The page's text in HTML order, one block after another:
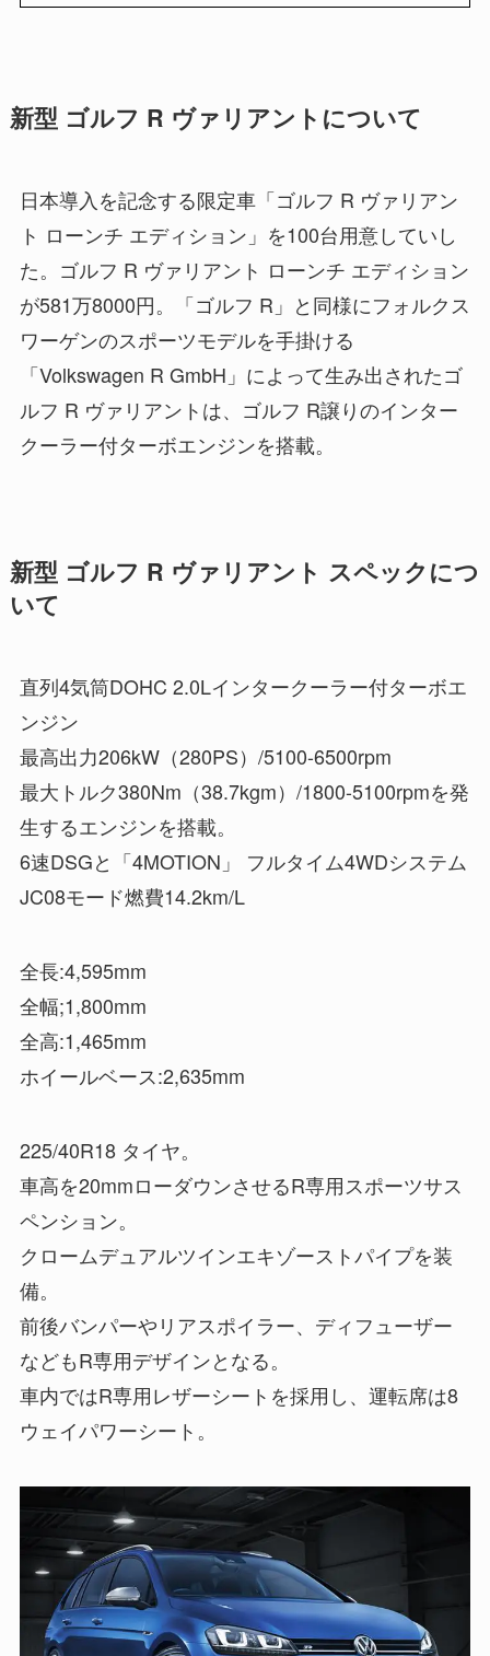
新型 ゴルフ R ヴァリアントについて
日本導入を記念する限定車「ゴルフ R ヴァリアン
ト ローンチ エディション」を100台用意していし
た。ゴルフ R ヴァリアント ローンチ エディション
が581万8000円。「ゴルフ R」と同様にフォルクス
ワーゲンのスポーツモデルを手掛ける
「Volkswagen R GmbH」によって生み出されたゴ
ルフ R ヴァリアントは、ゴルフ R譲りのインター
クーラー付ターボエンジンを搭載。
新型 ゴルフ R ヴァリアント スペックにつ
いて
直列4気筒DOHC 2.0Lインタークーラー付ターボエ
ンジン
最高出力206kW（280PS）/5100-6500rpm
最大トルク380Nm（38.7kgm）/1800-5100rpmを発
生するエンジンを搭載。
6速DSGと「4MOTION」 フルタイム4WDシステム
JC08モード燃費14.2km/L
全長:4,595mm
全幅;1,800mm
全高:1,465mm
ホイールベース:2,635mm
225/40R18 タイヤ。
車高を20mmローダウンさせるR専用スポーツサス
ペンション。
クロームデュアルツインエキゾーストパイプを装
備。
前後バンパーやリアスポイラー、ディフューザー
などもR専用デザインとなる。
車内ではR専用レザーシートを採用し、運転席は8
ウェイパワーシート。